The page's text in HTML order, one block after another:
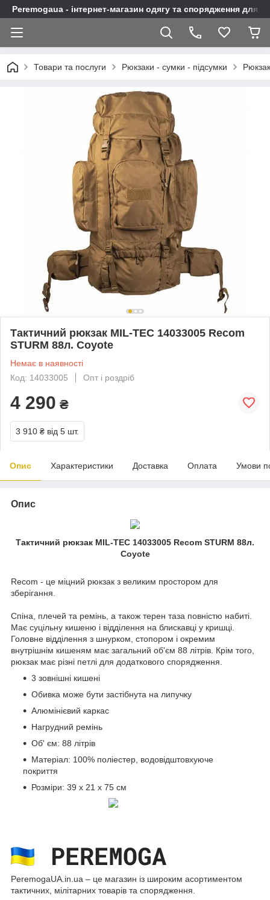
Peremogaua - інтернет-магазин одягу та спорядження для
Товари та послуги Рюкзаки - сумки - підсумки
Тактичний рюкзак MIL-TEC 14033005 Recom
STURM 88л. Coyote
Немає в наявності
Код: 14033005
Опт і роздріб
4 290 ₴
3 910 ₴ від 5 шт.
Опис Характеристики Доставка Оплата Умови
Опис
Тактичний рюкзак MIL-TEC 14033005 Recom STURM 88л.
Coyote
Recom - це міцний рюкзак з великим простором для
зберігання.
Спіна, плечей та ремінь, а також терен таза повністю набиті.
Має суцільну кишеню і відділення на блискавці у кришці.
Головне відділення з шнурком, стопором і окремим
внутрішнім кишеням має загальний об'єм 88 літрів. Крім того,
рюкзак має різні петлі для додаткового спорядження.
3 зовнішні кишені
Обивка може бути застібнута на липучку
Алюмінієвий каркас
Нагрудний ремінь
Об' єм: 88 літрів
Матеріал: 100% поліестер, водовідштовхуюче
покриття
Розміри: 39 x 21 x 75 см
PeremogaUA.in.ua ‒ це магазин із широким асортиментом
тактичних, мілітарних товарів та спорядження.